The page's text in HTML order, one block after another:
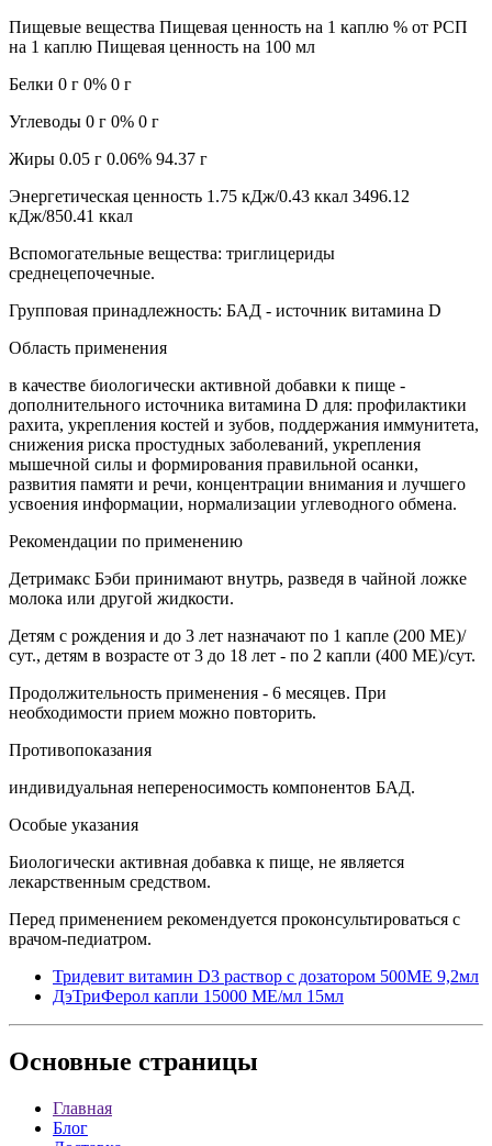
Пищевые вещества Пищевая ценность на 1 каплю % от РСП
на 1 каплю Пищевая ценность на 100 мл
Белки 0 г 0% 0 г
Углеводы 0 г 0% 0 г
Жиры 0.05 г 0.06% 94.37 г
Энергетическая ценность 1.75 кДж/0.43 ккал 3496.12
кДж/850.41 ккал
Вспомогательные вещества: триглицериды
среднецепочечные.
Групповая принадлежность: БАД - источник витамина D
Область применения
в качестве биологически активной добавки к пище -
дополнительного источника витамина D для: профилактики
рахита, укрепления костей и зубов, поддержания иммунитета,
снижения риска простудных заболеваний, укрепления
мышечной силы и формирования правильной осанки,
развития памяти и речи, концентрации внимания и лучшего
усвоения информации, нормализации углеводного обмена.
Рекомендации по применению
Детримакс Бэби принимают внутрь, разведя в чайной ложке
молока или другой жидкости.
Детям с рождения и до 3 лет назначают по 1 капле (200 МЕ)/
сут., детям в возрасте от 3 до 18 лет - по 2 капли (400 МЕ)/сут.
Продолжительность применения - 6 месяцев. При
необходимости прием можно повторить.
Противопоказания
индивидуальная непереносимость компонентов БАД.
Особые указания
Биологически активная добавка к пище, не является
лекарственным средством.
Перед применением рекомендуется проконсультироваться с
врачом-педиатром.
Тридевит витамин D3 раствор с дозатором 500МЕ 9,2мл
ДэТриФерол капли 15000 МЕ/мл 15мл
Основные страницы
Главная
Блог